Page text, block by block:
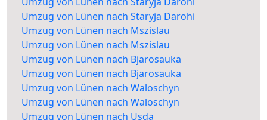
Umzug von Lünen nach Staryja Darohi
Umzug von Lünen nach Mszislau
Umzug von Lünen nach Mszislau
Umzug von Lünen nach Bjarosauka
Umzug von Lünen nach Bjarosauka
Umzug von Lünen nach Waloschyn
Umzug von Lünen nach Waloschyn
Umzug von Lünen nach Usda